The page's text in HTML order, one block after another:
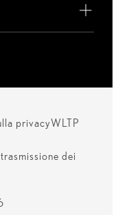
privacyWLTP
dei